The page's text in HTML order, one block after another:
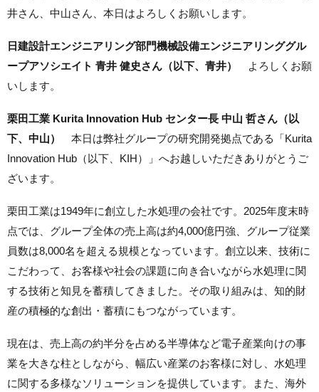
井さん、中山さん、本日はよろしくお願いします。
日建設計エンジニアリング部門機械設備エンジニアリンググル
ープアソシエイト 青井 健史さん（以下、青井）
よろしくお願
いします。
栗田工業 Kurita Innovation Hub センター長 中山 哲さん（以
下、中山） 本日は弊社グループの研究開発拠点である「Kurita
Innovation Hub（以下、KIH）」へお越しいただきありがとうご
ざいます。
栗田工業は1949年に創立した水処理の会社です。2025年度末時
点では、グループ全体の売上高は約4,000億円強、グループ従業
員数は8,000名を超える規模となっています。創立以来、技術に
こだわって、お客様や社会の課題に向き合いながら水処理に関
する技術と知見を蓄積してきました。その取り組みは、知的財
産の積極的な創出・蓄積にもつながっています。
現在は、売上高の約半分を占める半導体など電子産業向けの事
業を大きな柱としながら、幅広い産業のお客様に対し、水処理
に関する多様なソリューションを提供しています。また、海外